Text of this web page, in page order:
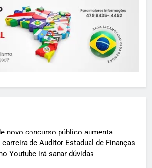
novo concurso público aumenta
de Auditor Estadual de Finanças
Youtube irá sanar dúvidas